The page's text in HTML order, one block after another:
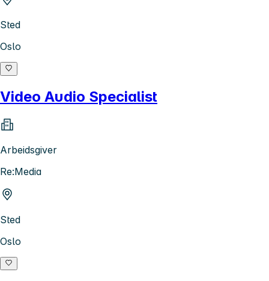
Sted
Oslo
Video Audio Specialist
Arbeidsgiver
Re:Media
Sted
Oslo